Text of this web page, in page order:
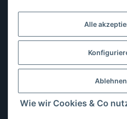
Alle
Ablehnen
Wie wir Cookies & Co
Dienstag:10:00–13:00, 14:00–16:00
10:00–13:00 Uhr
Freitag:10:00–13:00, 14:00–18:00
Sonntag: geschlossen